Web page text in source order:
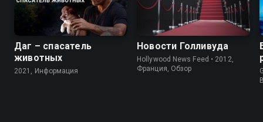
Даг – спасатель
животных
2021, Информация
Новости Голливуда
Hollywood News Feed • 2012,
Франция, Обзор